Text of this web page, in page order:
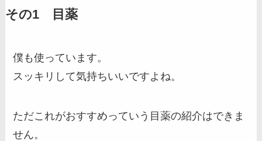
その1 目薬
僕も使っています。
スッキリして気持ちいいですよね。
ただこれがおすすめっていう目薬の紹介はできま
せん。